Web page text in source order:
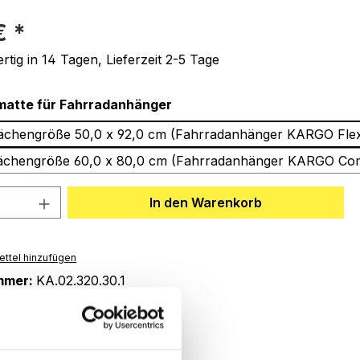
in 14 Tagen, Lieferzeit 2-5 Tage
für Fahrradanhänger
50,0 x 92,0 cm (Fahrradanhänger KARGO
60,0 x 80,0 cm (Fahrradanhänger KARGO
Anzahl: Gib den gewünschten Wert
In den Warenkorb
hinzufügen
KA.02.320.30.1